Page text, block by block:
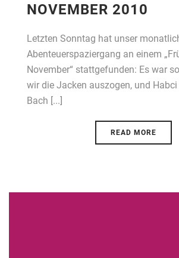
NOVEMBER 2010
Letzten Sonntag hat unser
Abenteuerspaziergang an einem
November“ stattgefunden: Es war
wir die Jacken auszogen, und
Bach [...]
READ MORE